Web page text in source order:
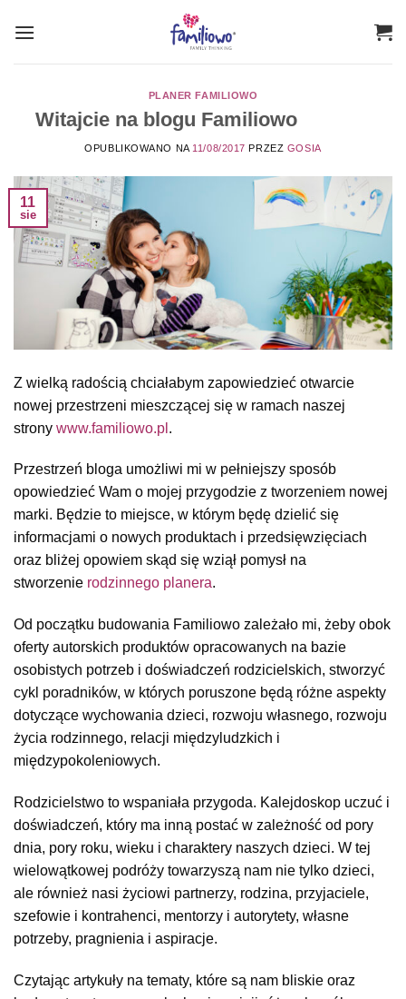
PLANER FAMILIOWO
Witajcie na blogu Familiowo
OPUBLIKOWANO NA 11/08/2017 PRZEZ GOSIA
11
sie
Z wielką radością chciałabym zapowiedzieć otwarcie
nowej przestrzeni mieszczącej się w ramach naszej
strony www.familiowo.pl .
Przestrzeń bloga umożliwi mi w pełniejszy sposób
opowiedzieć Wam o mojej przygodzie z tworzeniem nowej
marki. Będzie to miejsce, w którym będę dzielić się
informacjami o nowych produktach i przedsięwzięciach
oraz bliżej opowiem skąd się wziął pomysł na
stworzenie rodzinnego planera.
Od początku budowania Familiowo zależało mi, żeby obok
oferty autorskich produktów opracowanych na bazie
osobistych potrzeb i doświadczeń rodzicielskich, stworzyć
cykl poradników, w których poruszone będą różne aspekty
dotyczące wychowania dzieci, rozwoju własnego, rozwoju
życia rodzinnego, relacji międzyludzkich i
międzypokoleniowych.
Rodzicielstwo to wspaniała przygoda. Kalejdoskop uczuć i
doświadczeń, który ma inną postać w zależność od pory
dnia, pory roku, wieku i charaktery naszych dzieci. W tej
wielowątkowej podróży towarzyszą nam nie tylko dzieci,
ale również nasi życiowi partnerzy, rodzina, przyjaciele,
szefowie i kontrahenci, mentorzy i autorytety, własne
potrzeby, pragnienia i aspiracje.
Czytając artykuły na tematy, które są nam bliskie oraz